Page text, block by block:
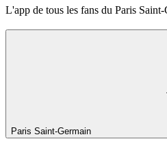
L'app de tous les fans du Paris
Paris Saint-Germain